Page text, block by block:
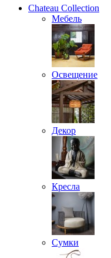
Chateau Collection
Мебель
Освещение
Декор
Кресла
Сумки